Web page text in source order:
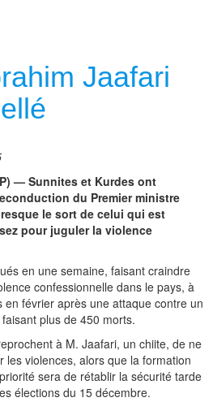
Jaafari
— Sunnites et Kurdes ont
du Premier ministre
le sort de celui qui est
pour juguler la violence
en une semaine, faisant craindre
confessionnelle dans le pays, à
en février après une attaque contre un
plus de 450 morts.
à M. Jaafari, un chiite, de ne
les violences, alors que la formation
sera de rétablir la sécurité tarde
élections du 15 décembre.